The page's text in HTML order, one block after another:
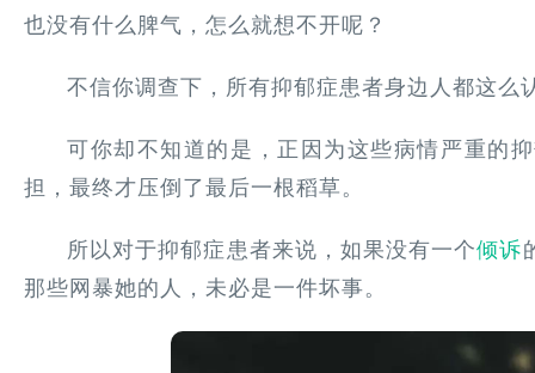
也没有什么脾气，怎么就想不开呢？
不信你调查下，所有抑郁症患者身边人都这么
可你却不知道的是，正因为这些病情严重的
担，最终才压倒了最后一根稻草。
所以对于抑郁症患者来说，如果没有一个倾诉
那些网暴她的人，未必是一件坏事。